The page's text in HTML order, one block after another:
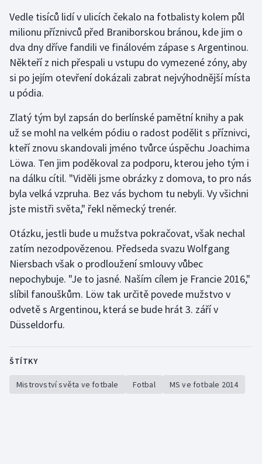
Vodní slalom
Volejbal
Ostatní
Vedle tisíců lidí v ulicích čekalo na fotbalisty kolem půl
milionu příznivců před Braniborskou bránou, kde jim o
dva dny dříve fandili ve finálovém zápase s Argentinou.
Někteří z nich přespali u vstupu do vymezené zóny, aby
si po jejím otevření dokázali zabrat nejvýhodnější místa
u pódia.
Zlatý tým byl zapsán do berlínské pamětní knihy a pak
už se mohl na velkém pódiu o radost podělit s příznivci,
kteří znovu skandovali jméno tvůrce úspěchu Joachima
Löwa. Ten jim poděkoval za podporu, kterou jeho tým i
na dálku cítil. "Viděli jsme obrázky z domova, to pro nás
byla velká vzpruha. Bez vás bychom tu nebyli. Vy všichni
jste mistři světa," řekl německý trenér.
Otázku, jestli bude u mužstva pokračovat, však nechal
zatím nezodpovězenou. Předseda svazu Wolfgang
Niersbach však o prodloužení smlouvy vůbec
nepochybuje. "Je to jasné. Naším cílem je Francie 2016,"
slíbil fanouškům. Löw tak určitě povede mužstvo v
odvetě s Argentinou, která se bude hrát 3. září v
Düsseldorfu.
ŠTÍTKY
Mistrovství světa ve fotbale Fotbal MS ve fotbale 2014